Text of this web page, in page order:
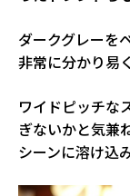
ダークグレーを
非常に分かり易
ワイドピッチな
ぎないかと気兼
シーンに溶け込